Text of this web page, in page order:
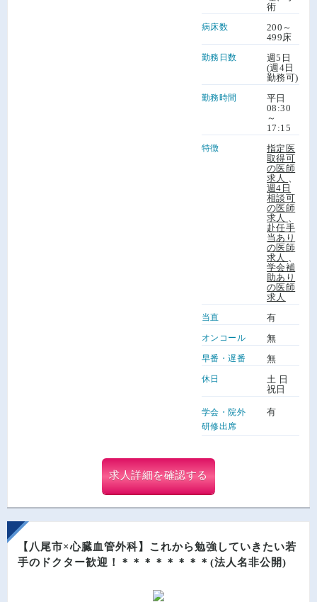
術
病床数
200～
499床
勤務日数
週5日
(週4日
勤務可)
勤務時間
平日
08:30
～
17:15
特徴
指定医
取得可
の医師
求人
週4日
相談可
の医師
求人
赴任手
当あり
の医師
求人
学会補
助あり
の医師
求人
当直 有
オンコール 無
早番・遅番 無
休日
土 日
祝日
学会・院外
研修出席
有
求人詳細を確認する
【八尾市×心臓血管外科】これから勉強していきたい若
手のドクター歓迎！＊＊＊＊＊＊＊＊(法人名非公開)